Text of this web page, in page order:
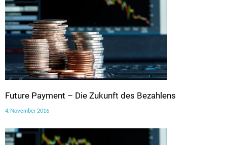
Future Payment – Die Zukunft des Bezahlens
4. November 2016